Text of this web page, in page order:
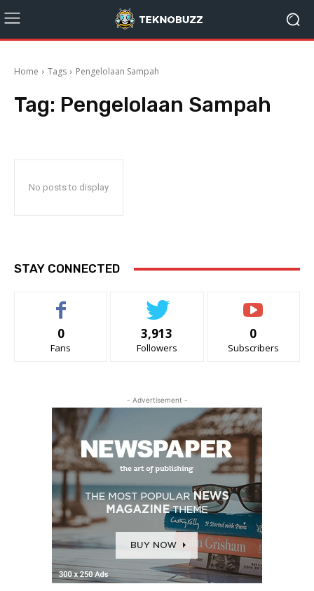
Home Tags Pengelolaan Sampah
Tag: Pengelolaan Sampah
No posts to display
STAY CONNECTED
0
Fans
3,913
Followers
0
Subscribers
- Advertisement -